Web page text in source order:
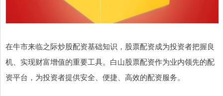
在牛市来临之际炒股配资基础知识，股票配资成为投资者把握良
机、实现财富增值的重要工具。白山股票配资作为业内领先的配
资平台，为投资者提供安全、便捷、高效的配资服务。